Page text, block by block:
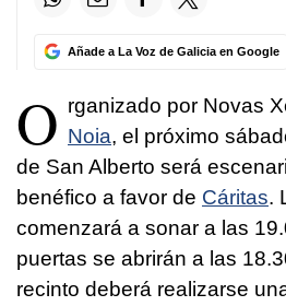
Añade a La Voz de Galicia en Google
O rganizado por Novas
Noia, el próximo
de San Alberto será
benéfico a favor de Cáritas.
comenzará a sonar a las
puertas se abrirán a las
recinto deberá realizarse